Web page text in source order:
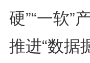
硬”“一软”
推进“数据